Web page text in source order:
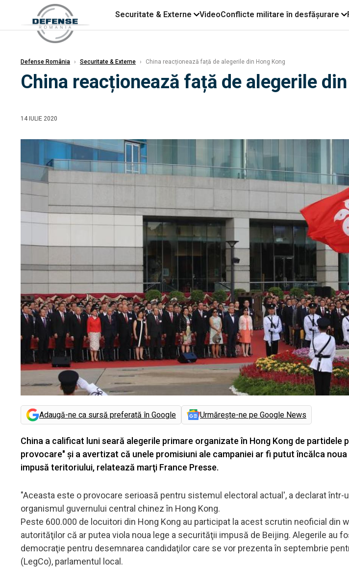
Securitate & Externe VideoConflicte militare în desfășurare
Defense România › Securitate & Externe › China reacționează față de alegerile din Hong Kong
China reacționează față de alegerile
14 IULIE 2020
Adaugă-ne ca sursă preferată în Google Urmărește-ne pe Google News
China a calificat luni seară alegerile primare organizate în Hong Kong de partidele
provocare" şi a avertizat că unele promisiuni ale campaniei ar fi putut încălca
impusă teritoriului, relatează marţi France Presse.
"Aceasta este o provocare serioasă pentru sistemul electoral actual', a declarat într-
organismul guvernului central chinez în Hong Kong.
Peste 600.000 de locuitori din Hong Kong au participat la acest scrutin neoficial din
autorităţilor că ar putea viola noua lege a securităţii impusă de Beijing. Alegerile au
democraţie pentru desemnarea candidaţilor care se vor prezenta în septembrie
(LegCo), parlamentul local.